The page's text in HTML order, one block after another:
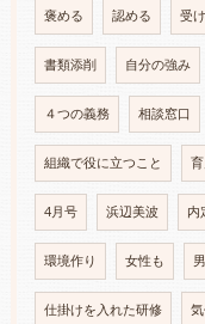
褒める 認める 受
書類添削 自分の強み
４つの義務 相談窓口
組織で役に立つこと
4月号 浜辺美波 内
環境作り 女性も
仕掛けを入れた研修